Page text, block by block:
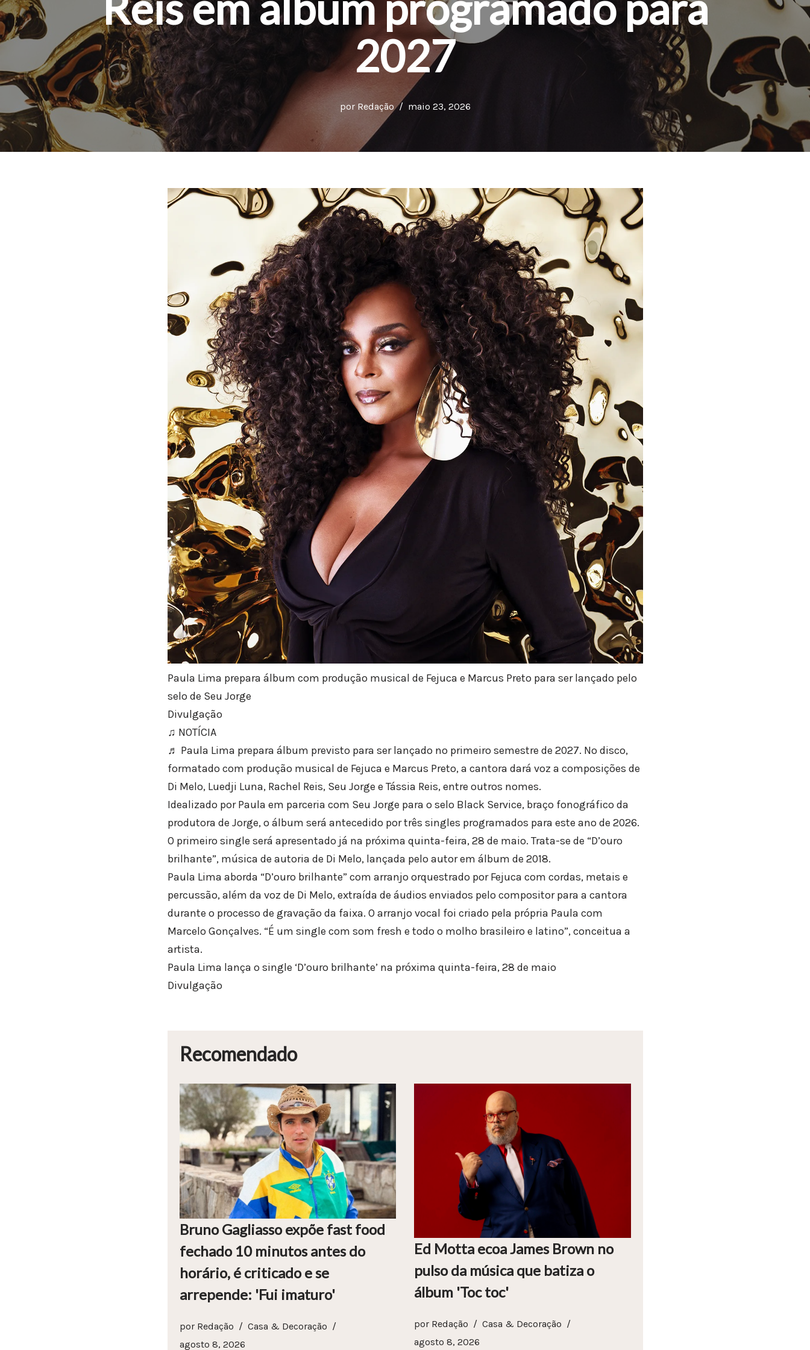
2027
por Redação maio 23, 2026
Paula Lima prepara álbum com produção musical de Fejuca e Marcus Preto para ser lançado pelo
selo de Seu Jorge
Divulgação
♫ NOTÍCIA
♬ Paula Lima prepara álbum previsto para ser lançado no primeiro semestre de 2027. No disco,
formatado com produção musical de Fejuca e Marcus Preto, a cantora dará voz a composições de
Di Melo, Luedji Luna, Rachel Reis, Seu Jorge e Tássia Reis, entre outros nomes.
Idealizado por Paula em parceria com Seu Jorge para o selo Black Service, braço fonográfico da
produtora de Jorge, o álbum será antecedido por três singles programados para este ano de 2026.
O primeiro single será apresentado já na próxima quinta-feira, 28 de maio. Trata-se de “D’ouro
brilhante”, música de autoria de Di Melo, lançada pelo autor em álbum de 2018.
Paula Lima aborda “D’ouro brilhante” com arranjo orquestrado por Fejuca com cordas, metais e
percussão, além da voz de Di Melo, extraída de áudios enviados pelo compositor para a cantora
durante o processo de gravação da faixa. O arranjo vocal foi criado pela própria Paula com
Marcelo Gonçalves. “É um single com som fresh e todo o molho brasileiro e latino”, conceitua a
artista.
Paula Lima lança o single ‘D’ouro brilhante’ na próxima quinta-feira, 28 de maio
Divulgação
Recomendado
Bruno Gagliasso expõe fast food
fechado 10 minutos antes do
horário, é criticado e se
arrepende: 'Fui imaturo'
por Redação
Casa & Decoração
agosto 8, 2026
Ed Motta ecoa James Brown no
pulso da música que batiza o
álbum 'Toc toc'
por Redação
Casa & Decoração
agosto 8, 2026